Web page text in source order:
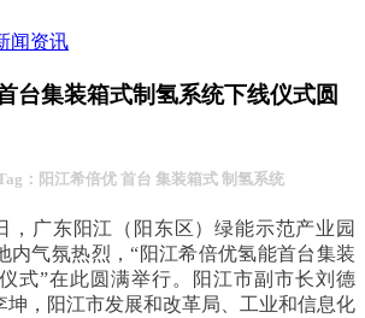
闻资讯
台集装箱式制氢系统下线仪式圆
：阳江希倍优 首台 集装箱式 制氢系统
广东阳江（阳东区）绿能示范产业园
内气氛热烈，“阳江希倍优氢能首台集装
式”在此圆满举行。
阳江市副市长刘德
坤，阳江市发展和改革局、工业和信息化